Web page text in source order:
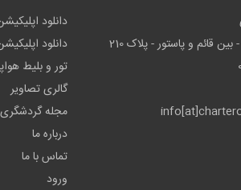
قائم و پاستور - پلاک 210
دانلود
دانلود
تور و بلیط
گالری تصاویر
مجله گردشگری
درباره ما
تماس با ما
ورود